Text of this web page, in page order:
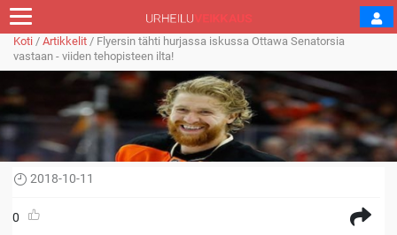
Koti / Artikkelit / Flyersin tähti hurjassa iskussa Ottawa Senatorsia
vastaan - viiden tehopisteen ilta!
2018-10-11
0